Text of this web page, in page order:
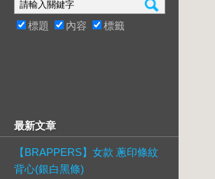
標題 內容 標籤
最新文章
【BRAPPERS】女款 蔥印條紋
背心(銀白黑條)